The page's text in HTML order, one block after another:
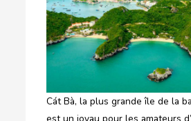
Cát Bà, la plus grande île de la